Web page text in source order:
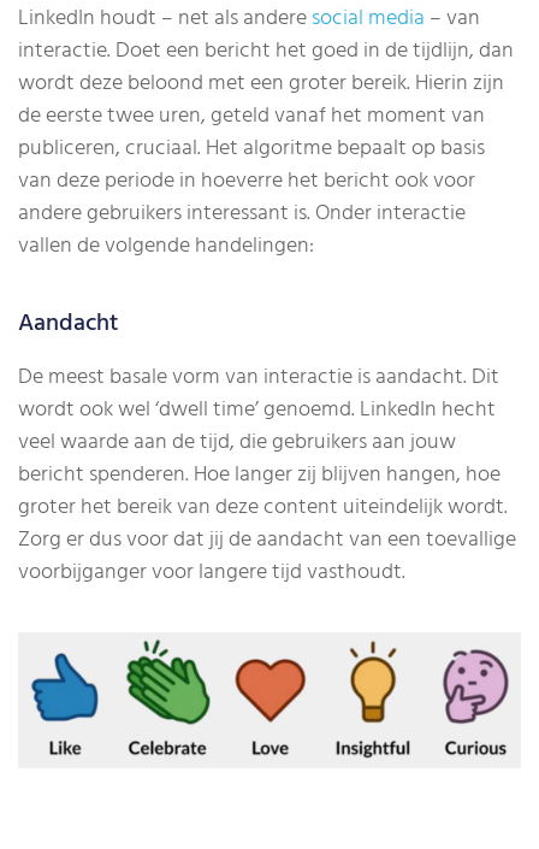
LinkedIn houdt – net als anderesocial media – van
interactie. Doet een bericht het goed in de tijdlijn, dan
wordt deze beloond met een groter bereik. Hierin zijn
de eerste twee uren, geteld vanaf het moment van
publiceren, cruciaal. Het algoritme bepaalt op basis
van deze periode in hoeverre het bericht ook voor
andere gebruikers interessant is. Onder interactie
vallen de volgende handelingen:
Aandacht
De meest basale vorm van interactie is aandacht. Dit
wordt ook wel ‘dwell time’ genoemd. LinkedIn hecht
veel waarde aan de tijd, die gebruikers aan jouw
bericht spenderen. Hoe langer zij blijven hangen, hoe
groter het bereik van deze content uiteindelijk wordt.
Zorg er dus voor dat jij de aandacht van een toevallige
voorbijganger voor langere tijd vasthoudt.